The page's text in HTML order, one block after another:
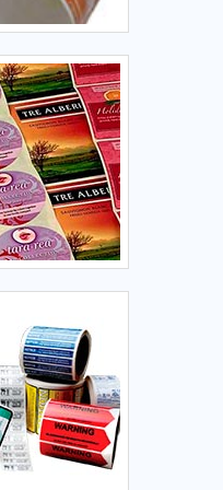
em
da empresa e